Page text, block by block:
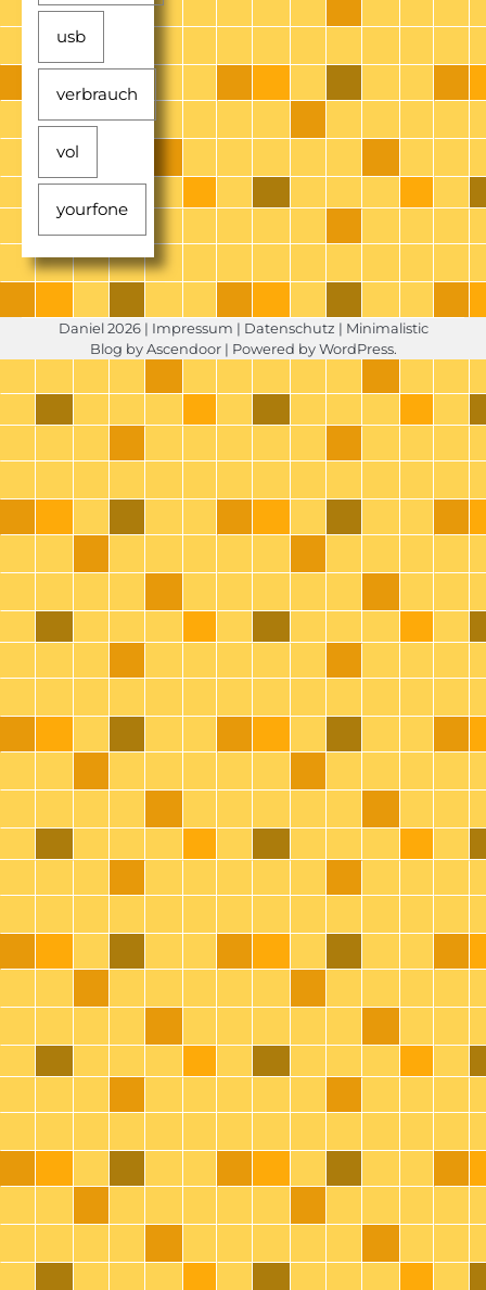
usb
verbrauch
vol
yourfone
Daniel 2026 | Impressum | Datenschutz | Minimalistic
Blog byAscendoor| Powered byWordPress.